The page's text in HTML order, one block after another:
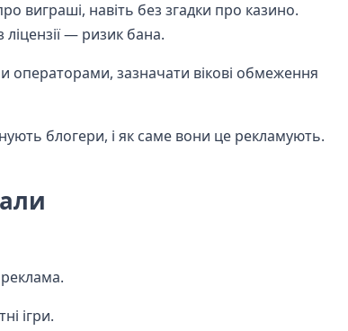
виграші, навіть без згадки про казино.
— ризик бана.
зазначати вікові обмеження
блогери, і як саме вони це рекламують.
ігри.